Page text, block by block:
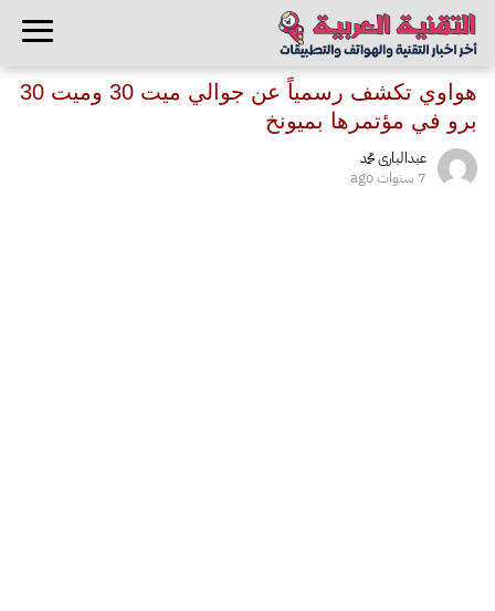
هواوي تكشف رسمياً عن جوالي ميت 30 وميت 30
برو في مؤتمرها بميونخ
عبدالبارى محمد
7 سنوات ago